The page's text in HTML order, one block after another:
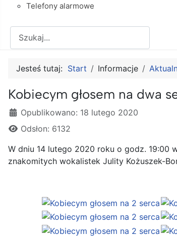
Telefony alarmowe
Jesteś tutaj: Start Informacje
Kobiecym głosem na dwa
Szczegóły
Opublikowano: 18 lutego 2020
Odsłon: 6132
W dniu 14 lutego 2020 roku o godz. 19:00
znakomitych wokalistek Julity Kożuszek-